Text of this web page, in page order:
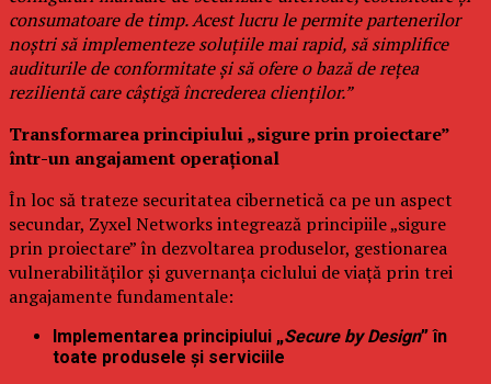
consumatoare de timp. Acest lucru le permite partenerilor
noștri să implementeze soluțiile mai rapid, să simplifice
auditurile de conformitate și să ofere o bază de rețea
rezilientă care câștigă încrederea clienților.”
Transformarea principiului „sigure prin proiectare”
într-un angajament operațional
În loc să trateze securitatea cibernetică ca pe un aspect
secundar, Zyxel Networks integrează principiile „sigure
prin proiectare” în dezvoltarea produselor, gestionarea
vulnerabilităților și guvernanța ciclului de viață prin trei
angajamente fundamentale:
Implementarea principiului „Secure by Design” în
toate produsele și serviciile